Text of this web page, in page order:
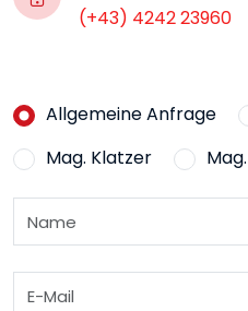
(+43) 4242 23960
Allgemeine Anfrage
Mag. Klatzer